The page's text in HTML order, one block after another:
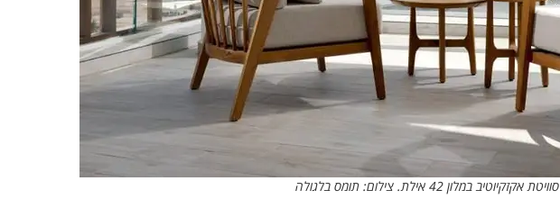
סוויטת אקזקיוטיב במלון 42 אילת. צילום: תומס בלגולה